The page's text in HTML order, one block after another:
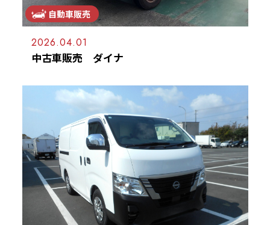
自動車販売
2026.04.01
中古車販売 ダイナ